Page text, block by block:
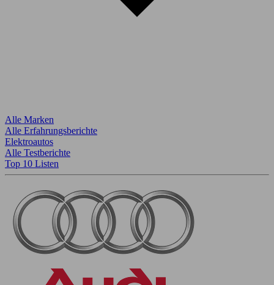
Alle Marken
Alle Erfahrungsberichte
Elektroautos
Alle Testberichte
Top 10 Listen